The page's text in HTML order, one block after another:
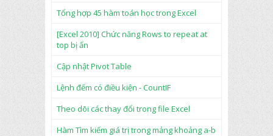
Tổng hợp 45 hàm toán học trong Excel
[Excel 2010] Chức năng Rows to repeat at
top bị ẩn
Cập nhật Pivot Table
Lệnh đếm có điều kiện - CountIF
Theo dõi các thay đổi trong file Excel
Hàm Tìm kiếm giá trị trong mảng khoảng a-b